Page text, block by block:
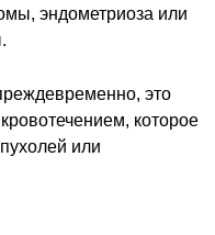
эндометриоза или
это
которое
или